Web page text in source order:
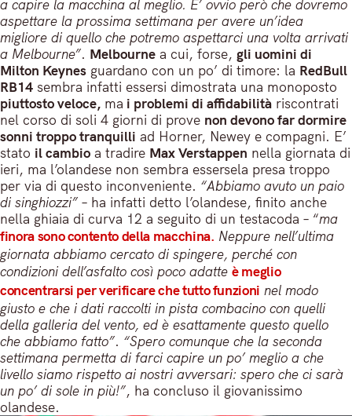
a capire la macchina al meglio. E’ ovvio però che dovremo
aspettare la prossima settimana per avere un’idea
migliore di quello che potremo aspettarci una volta arrivati
a Melbourne”. Melbourne a cui, forse, gli uomini di
Milton Keynes guardano con un po’ di timore: la RedBull
RB14 sembra infatti essersi dimostrata una monoposto
piuttosto veloce, ma i problemi di affidabilità riscontrati
nel corso di soli 4 giorni di prove non devono far dormire
sonni troppo tranquilli ad Horner, Newey e compagni. E’
stato il cambio a tradire Max Verstappen nella giornata di
ieri, ma l’olandese non sembra essersela presa troppo
per via di questo inconveniente. “Abbiamo avuto un paio
di singhiozzi” – ha infatti detto l’olandese, finito anche
nella ghiaia di curva 12 a seguito di un testacoda – “ma
finora sono contento della macchina. Neppure nell’ultima
giornata abbiamo cercato di spingere, perché con
condizioni dell’asfalto così poco adatte è meglio
concentrarsi per verificare che tutto funzioni nel modo
giusto e che i dati raccolti in pista combacino con quelli
della galleria del vento, ed è esattamente questo quello
che abbiamo fatto”. “Spero comunque che la seconda
settimana permetta di farci capire un po’ meglio a che
livello siamo rispetto ai nostri avversari: spero che ci sarà
un po’ di sole in più!”, ha concluso il giovanissimo
olandese.